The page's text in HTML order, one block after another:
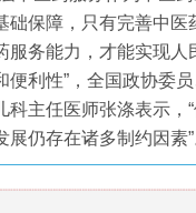
础保障，只有完善中医
服务能力，才能实现人
便利性”，全国政协委
科主任医师张涤表示，
仍存在诸多制约因素”